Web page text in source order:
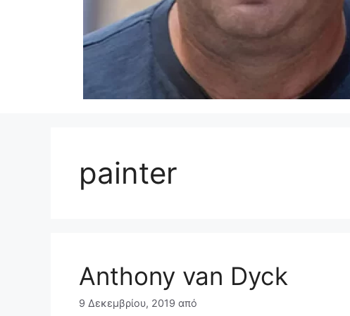
painter
Anthony van Dyck
9 Δεκεμβρίου, 2019 από